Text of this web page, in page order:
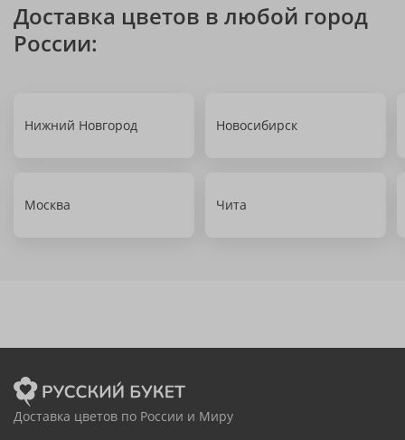
Доставка цветов в любой город
России:
Нижний Новгород Новосибирск
Москва Чита
Доставка цветов по России и Миру